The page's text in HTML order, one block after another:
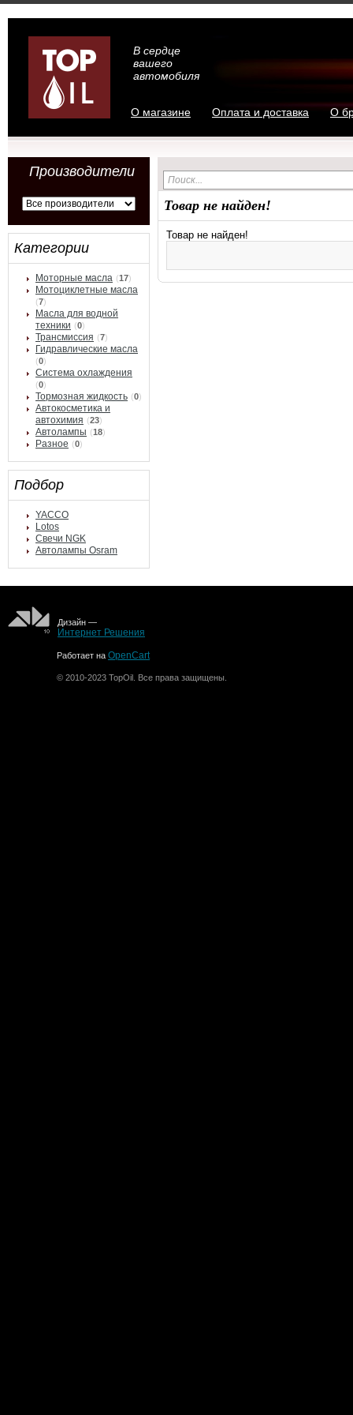
В сердце
вашего
автомобиля
О магазине Оплата и доставка О
Производители
Категории
Моторные масла (17)
Мотоциклетные масла
(7)
Масла для водной
техники (0)
Трансмиссия (7)
Гидравлические масла
(0)
Система охлаждения
(0)
Тормозная жидкость (0)
Автокосметика и
автохимия (23)
Автолампы (18)
Разное (0)
Подбор
YACCO
Lotos
Свечи NGK
Автолампы Osram
Товар не найден!
Товар не найден!
Дизайн —
Интернет Решения
Работает на OpenCart
© 2010-2023 TopOil. Все права защищены.